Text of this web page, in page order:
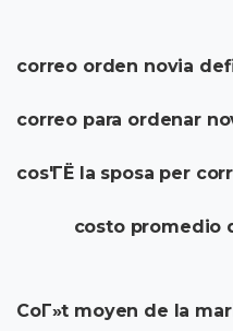
correo orden novia
correo para ordenar
cos'ГЁ la sposa per
costo promedio
CoГ»t moyen de la